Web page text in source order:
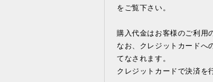
をご覧下さい。
購入代金はお客様のご利用
なお、クレジットカードへ
てなされます。
クレジットカードで決済を